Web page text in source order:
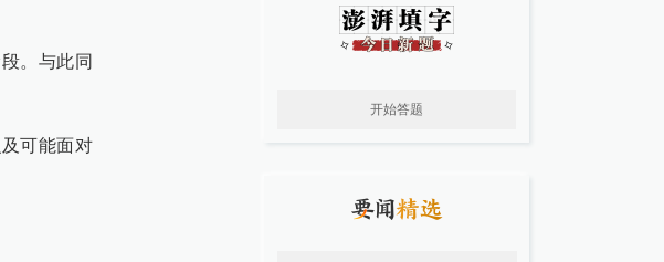
。与此同
可能面对
开始答题